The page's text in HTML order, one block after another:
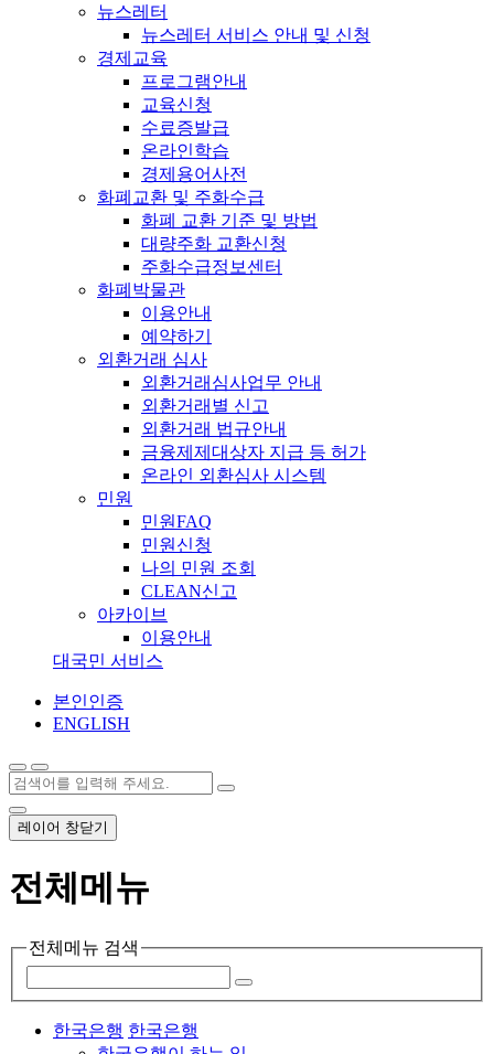
뉴스레터
뉴스레터 서비스 안내 및 신청
경제교육
프로그램안내
교육신청
수료증발급
온라인학습
경제용어사전
화폐교환 및 주화수급
화폐 교환 기준 및 방법
대량주화 교환신청
주화수급정보센터
화폐박물관
이용안내
예약하기
외환거래 심사
외환거래심사업무 안내
외환거래별 신고
외환거래 법규안내
금융제제대상자 지급 등 허가
온라인 외환심사 시스템
민원
민원FAQ
민원신청
나의 민원 조회
CLEAN신고
아카이브
이용안내
대국민 서비스
본인인증
ENGLISH
레이어 창닫기
전체메뉴
전체메뉴 검색
한국은행 한국은행